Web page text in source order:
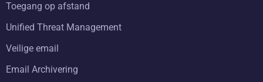
Toegang op afstand
Unified Threat Management
Veilige email
Email Archivering